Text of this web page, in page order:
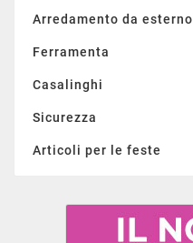
Arredamento da esterno
Ferramenta
Casalinghi
Sicurezza
Articoli per le feste